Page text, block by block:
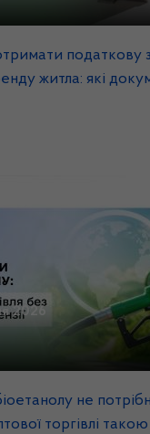
податкову
житла: які
2026
не
торгівлі такою